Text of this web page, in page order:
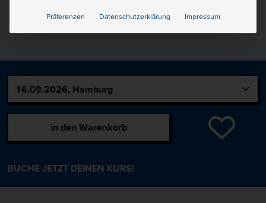
in den Warenkorb
BUCHE JETZT DEINEN KURS!
Präferenzen Datenschutzerklärung Impressum